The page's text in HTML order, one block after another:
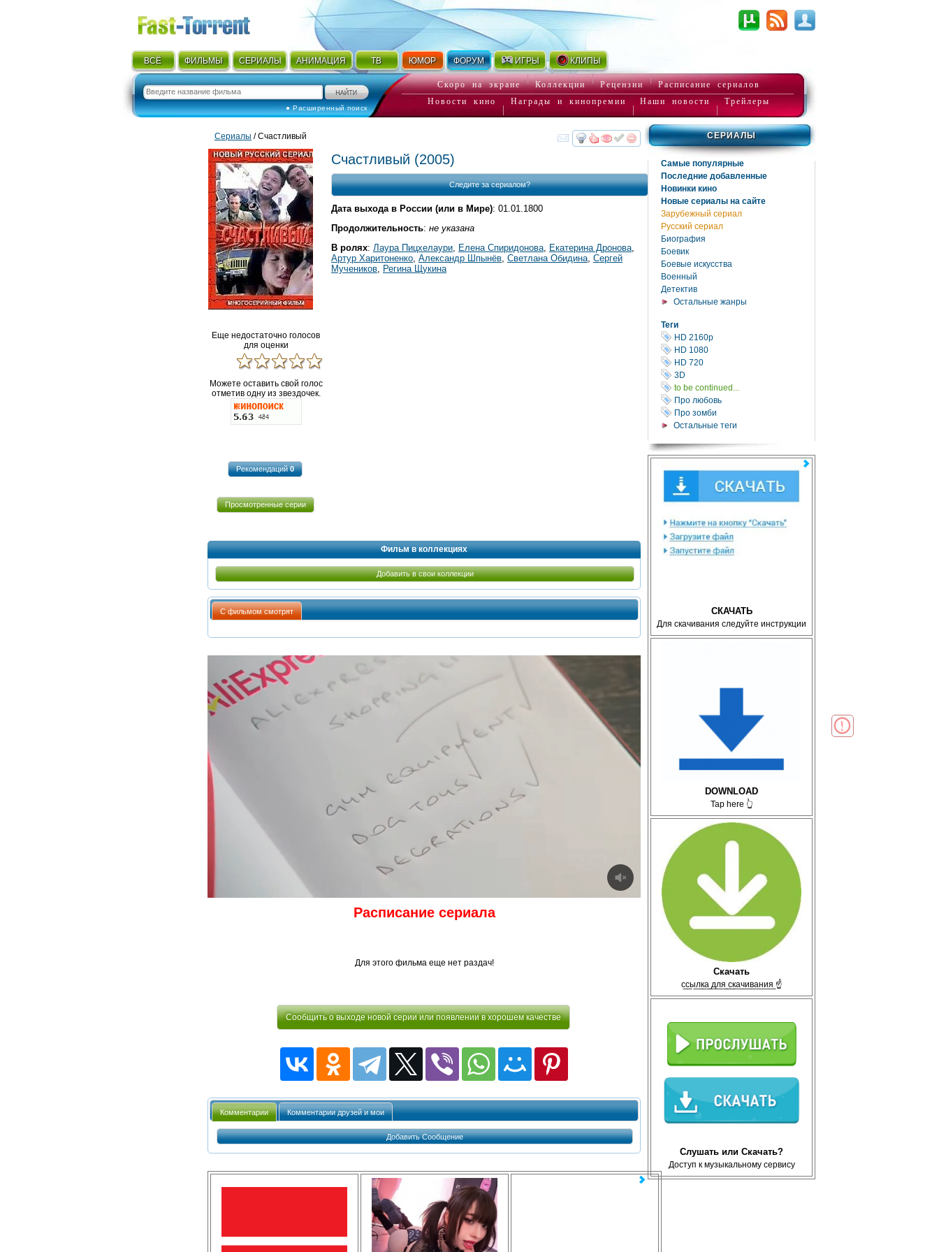
ВСЁ ФИЛЬМЫ СЕРИАЛЫ АНИМАЦИЯ ТВ ЮМОР ФОРУМ ИГРЫ КЛИПЫ
● Расширенный поиск
Скоро на экране Коллекции Рецензии
Расписание сериалов
Новости кино
Награды и кинопремии Наши новости Трейлеры
СЕРИАЛЫ
Самые популярные
Последние добавленные
Новинки кино
Новые сериалы на сайте
Зарубежный сериал
Русский сериал
Биография
Боевик
Боевые искусства
Военный
Детектив
Остальные жанры
Теги
HD 2160р
HD 1080
HD 720
3D
to be continued...
Про любовь
Про зомби
Остальные теги
СКАЧАТЬ
Для скачивания следуйте инструкции
DOWNLOAD
Tap here 👆
Скачать
с̲с̲ы̲л̲к̲а̲ ̲д̲л̲я̲ ̲с̲к̲а̲ч̲и̲в̲а̲н̲и̲я̲ ☝
Слушать или Скачать?
Доступ к музыкальному сервису
смотретьинтересует
Сериалы / Счастливый
Еще недостаточно голосов
для оценки
Можете оставить свой голос
отметив одну из звездочек.
Рекомендаций0
Просмотренные серии
Счастливый (2005)
Следите за сериалом?
Дата выхода в России (или в Мире): 01.01.1800
Продолжительность: не указана
В ролях: Лаура Пицхелаури Елена Спиридонова Екатерина Дронова
Артур Харитоненко Александр Шпынёв Светлана Обидина Сергей
Мучеников Регина Щукина
Фильм в коллекциях
Добавить в свои коллекции
С фильмом смотрят
Расписание сериала
Для этого фильма еще нет раздач!
Сообщить о выходе новой серии или появлении в хорошем качестве
Комментарии Комментарии друзей и мои
Добавить Сообщение